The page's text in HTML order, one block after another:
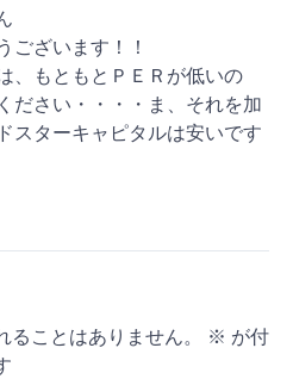
ございます！！
、もともとＰＥＲが低いの
ださい・・・・ま、それを加
スターキャピタルは安いです
ことはありません。 ※ が付